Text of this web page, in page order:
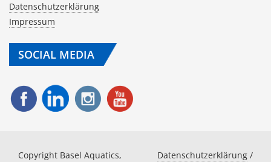
Datenschutzerklärung
Impressum
SOCIAL MEDIA
Copyright Basel Aquatics,
Datenschutzerklärung /